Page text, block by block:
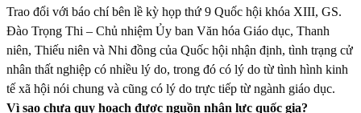
Trao đổi với báo chí bên lề kỳ họp thứ 9 Quốc hội khóa XIII, GS.
Đào Trọng Thi – Chủ nhiệm Ủy ban Văn hóa Giáo dục, Thanh
niên, Thiếu niên và Nhi đồng của Quốc hội nhận định, tình trạng cử
nhân thất nghiệp có nhiều lý do, trong đó có lý do từ tình hình kinh
tế xã hội nói chung và cũng có lý do trực tiếp từ ngành giáo dục.
Vì sao chưa quy hoạch được nguồn nhân lực quốc gia?